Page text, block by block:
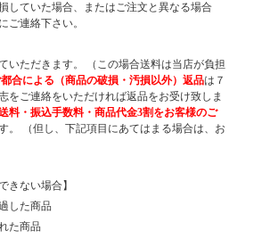
していた場合、またはご注文と異なる場合
ご連絡下さい。
いただきます。 （この場合送料は当店が負担
合による（商品の破損・汚損以外）返品は７
をご連絡をいただければ返品をお受け致しま
料・振込手数料・商品代金3割をお客様のご
。 （但し、下記項目にあてはまる場合は、お
きない場合】
した商品
た商品